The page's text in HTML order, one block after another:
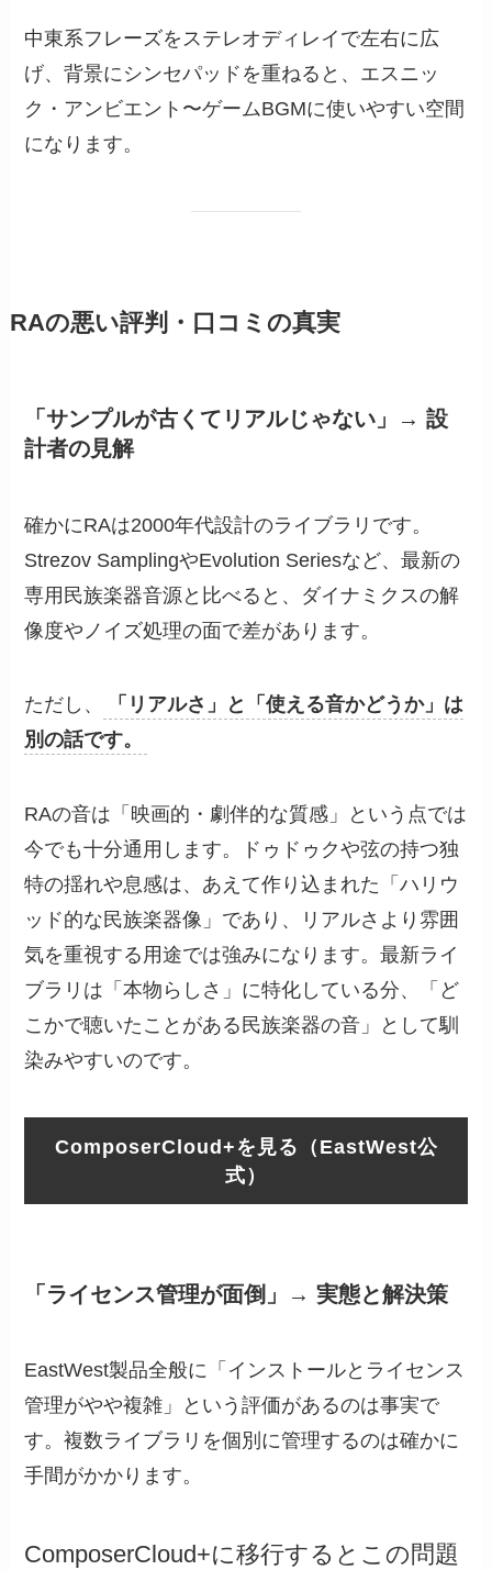
中東系フレーズをステレオディレイで左右に広
げ、背景にシンセパッドを重ねると、エスニッ
ク・アンビエント〜ゲームBGMに使いやすい空間
になります。
RAの悪い評判・口コミの真実
「サンプルが古くてリアルじゃない」→ 設
計者の見解
確かにRAは2000年代設計のライブラリです。
Strezov SamplingやEvolution Seriesなど、最新の
専用民族楽器音源と比べると、ダイナミクスの解
像度やノイズ処理の面で差があります。
ただし、
「リアルさ」と「使える音かどうか」は
別の話です。
RAの音は「映画的・劇伴的な質感」という点では
今でも十分通用します。ドゥドゥクや弦の持つ独
特の揺れや息感は、あえて作り込まれた「ハリウ
ッド的な民族楽器像」であり、リアルさより雰囲
気を重視する用途では強みになります。最新ライ
ブラリは「本物らしさ」に特化している分、「ど
こかで聴いたことがある民族楽器の音」として馴
染みやすいのです。
ComposerCloud+を見る（EastWest公
式）
「ライセンス管理が面倒」→ 実態と解決策
EastWest製品全般に「インストールとライセンス
管理がやや複雑」という評価があるのは事実で
す。複数ライブラリを個別に管理するのは確かに
手間がかかります。
ComposerCloud+に移行するとこの問題